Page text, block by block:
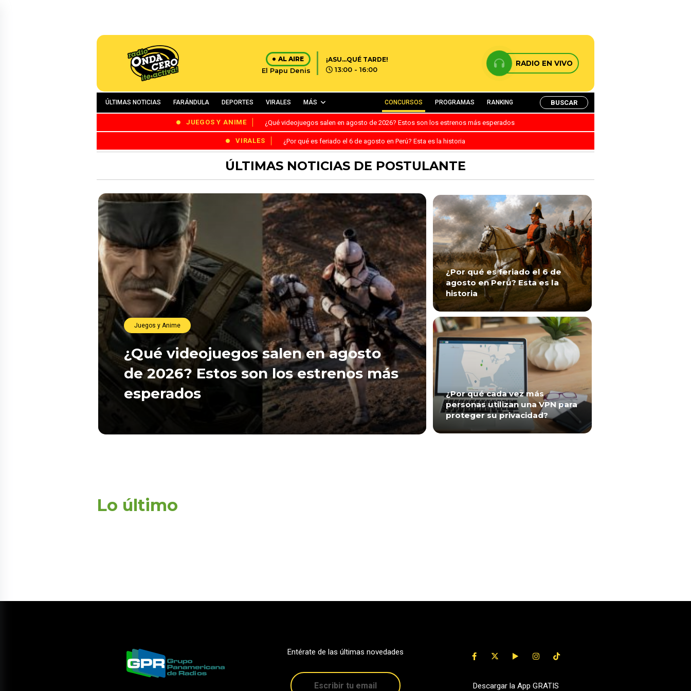
AL AIRE
El Papu Denis
¡ASU...QUÉ TARDE!
13:00 - 16:00
RADIO EN VIVO
ÚLTIMAS NOTICIAS FARÁNDULA DEPORTES VIRALES MÁS CONCURSOS PROGRAMAS RANKING BUSCAR
JUEGOS Y ANIME ¿Qué videojuegos salen en agosto de 2026? Estos son los estrenos más esperados
VIRALES ¿Por qué es feriado el 6 de agosto en Perú? Esta es la historia
ÚLTIMAS NOTICIAS DE POSTULANTE
Juegos y Anime
¿Qué videojuegos salen en agosto
de 2026? Estos son los estrenos más
esperados
¿Por qué es feriado el 6 de
agosto en Perú? Esta es la
historia
¿Por qué cada vez más
personas utilizan una VPN para
proteger su privacidad?
Lo último
Entérate de las últimas novedades
Descargar la App GRATIS